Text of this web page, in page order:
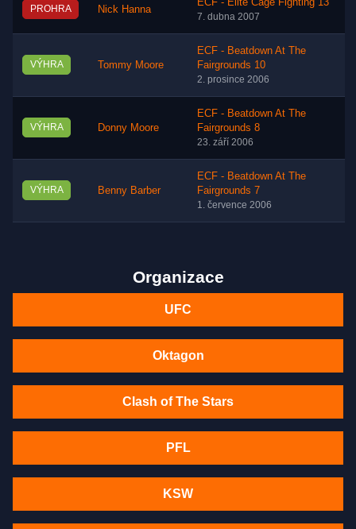
PROHRA Nick Hanna
ECF - Elite Cage Fighting 13
7. dubna 2007
VÝHRA Tommy Moore
ECF - Beatdown At The
Fairgrounds 10
2. prosince 2006
VÝHRA Donny Moore
ECF - Beatdown At The
Fairgrounds 8
23. září 2006
VÝHRA Benny Barber
ECF - Beatdown At The
Fairgrounds 7
1. července 2006
Organizace
UFC
Oktagon
Clash of The Stars
PFL
KSW